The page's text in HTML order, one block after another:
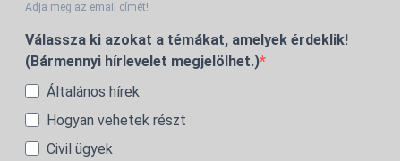
Adja meg az email címét!
Válassza ki azokat a témákat, amelyek érdeklik!
(Bármennyi hírlevelet megjelölhet.)
Általános hírek
Hogyan vehetek részt
Civil ügyek